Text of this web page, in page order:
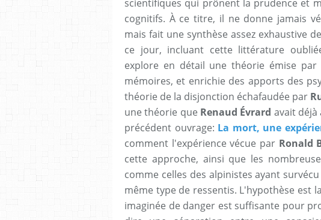
scientifiques qui prônent la prudence et
cognitifs. À ce titre, il ne donne jamais
mais fait une synthèse assez exhaustive
ce jour, incluant cette littérature
explore en détail une théorie émise par
mémoires, et enrichie des apports des
théorie de la disjonction échafaudée par
une théorie que Renaud Évrard avait
précédent ouvrage: La mort, une
comment l'expérience vécue par Ronald
cette approche, ainsi que les
comme celles des alpinistes ayant
même type de ressentis. L'hypothèse est
imaginée de danger est suffisante pour